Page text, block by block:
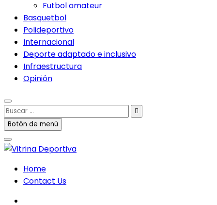
Futbol amateur
Basquetbol
Polideportivo
Internacional
Deporte adaptado e inclusivo
Infraestructura
Opinión
Buscar
…Botón de menú
Home
Contact Us